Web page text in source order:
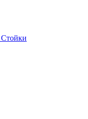
Стойки